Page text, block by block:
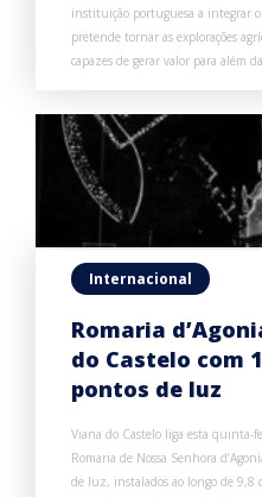
instituição portuguesa a integrar
pretende tornar as explorações
capazes de gerar valor para além
Internacional
Romaria
do Castelo com
pontos de luz
Viana do Castelo liga esta quinta-
Romaria de Nossa Senhora
de luz, instalados ao longo de 9,8